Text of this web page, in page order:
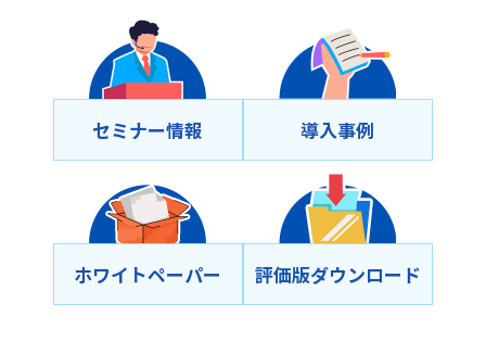
セミナー情報 導⼊事例
ホワイトペーパー 評価版ダウンロード